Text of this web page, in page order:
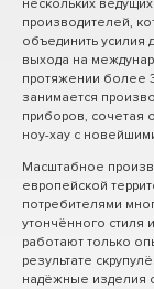
нескольких ведущих
производителей,
объединить усилия
выхода на
протяжении более
занимается
приборов, сочетая
ноу-хау с
Масштабное
европейской
потребителями
утончённого стиля
работают только
результате
надёжные изделия